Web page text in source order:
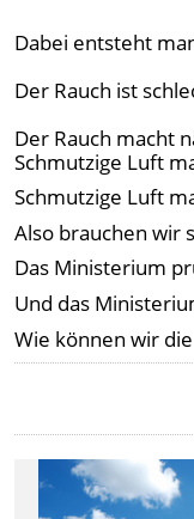
Dabei entsteht
Der Rauch ist
Der Rauch macht
Schmutzige Luft
Schmutzige Luft
Also brauchen wir
Das Ministerium
Und das
Wie können wir